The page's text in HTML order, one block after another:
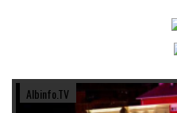
Albinfo.TV